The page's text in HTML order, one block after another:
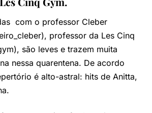
com o professor Cleber
professor da Les Cinq
são leves e trazem muita
nessa quarentena. De acordo
é alto-astral: hits de Anitta,